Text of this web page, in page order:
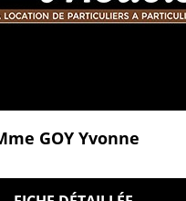
GOY Yvonne